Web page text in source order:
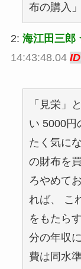
布の購入」
2: 海江田三
14:43:48.04
「見栄」
い 5000円
たく気に
の財布を
ろやめて
れば、 こ
をもたら
分の年収
費は同水